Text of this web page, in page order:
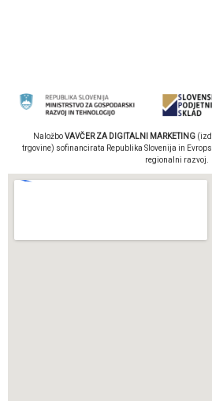
NaložboVAVČER ZA DIGITALNI MARKETING
trgovine) sofinancirata Republika Slovenija in
regionalni razvoj.